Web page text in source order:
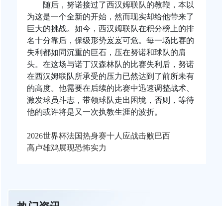
随后，努诺接过了西汉姆联队的教鞭，本以
为这是一个全新的开始，然而现实却给他带来了
巨大的挑战。如今，西汉姆联队在积分榜上的排
名十分靠后，保级形势岌岌可危。每一场比赛的
失利都如同沉重的巨石，压在努诺和球队的肩
头。在这场与诺丁汉森林队的比赛失利后，努诺
在西汉姆联队所承受的压力已然达到了前所未有
的高度。他需要在后续的比赛中迅速调整战术、
激发球员斗志，带领球队走出困境，否则，等待
他的或许将是又一次执教生涯的波折。
2026世界杯法国热身赛十人应战击败巴西
高卢雄鸡展现恐怖实力